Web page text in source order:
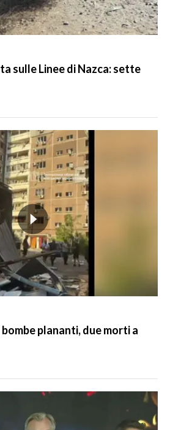
sulle Linee di Nazca: sette
plananti, due morti a